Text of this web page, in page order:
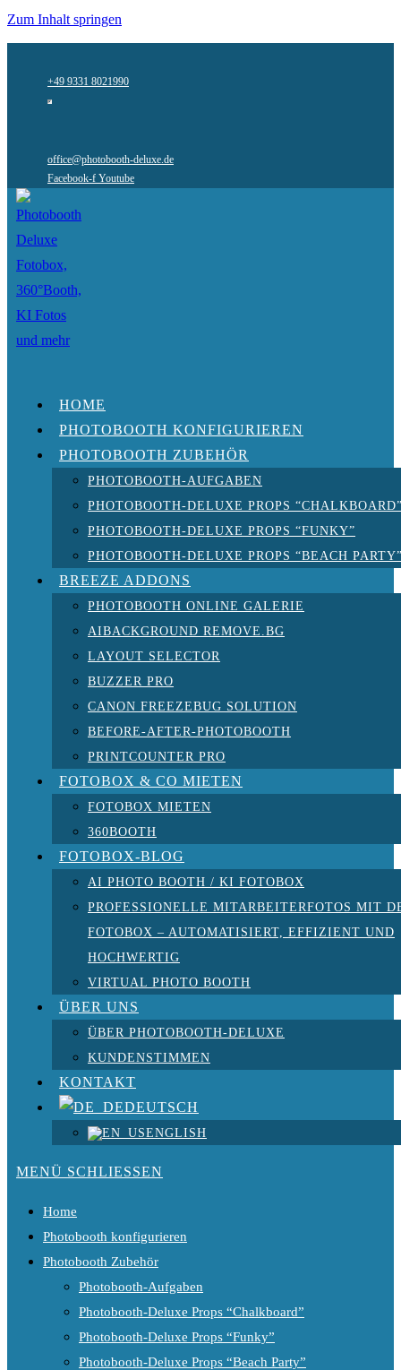
Zum Inhalt springen
+49 9331 8021990
office@photobooth-deluxe.de
Facebook-f Youtube
HOME
PHOTOBOOTH KONFIGURIEREN
PHOTOBOOTH ZUBEHÖR
PHOTOBOOTH-AUFGABEN
PHOTOBOOTH-DELUXE PROPS
PHOTOBOOTH-DELUXE PROPS “FUNKY”
PHOTOBOOTH-DELUXE PROPS “BEACH
BREEZE ADDONS
PHOTOBOOTH ONLINE GALERIE
AIBACKGROUND REMOVE.BG
LAYOUT SELECTOR
BUZZER PRO
CANON FREEZEBUG SOLUTION
BEFORE-AFTER-PHOTOBOOTH
PRINTCOUNTER PRO
FOTOBOX & CO MIETEN
FOTOBOX MIETEN
360BOOTH
FOTOBOX-BLOG
AI PHOTO BOOTH / KI FOTOBOX
PROFESSIONELLE MITARBEITERFOTOS MIT
FOTOBOX – AUTOMATISIERT, EFFIZIENT UND
HOCHWERTIG
VIRTUAL PHOTO BOOTH
ÜBER UNS
ÜBER PHOTOBOOTH-DELUXE
KUNDENSTIMMEN
KONTAKT
DEUTSCH
ENGLISH
MENÜ SCHLIESSEN
Home
Photobooth konfigurieren
Photobooth Zubehör
Photobooth-Aufgaben
Photobooth-Deluxe Props “Chalkboard”
Photobooth-Deluxe Props “Funky”
Photobooth-Deluxe Props “Beach Party”